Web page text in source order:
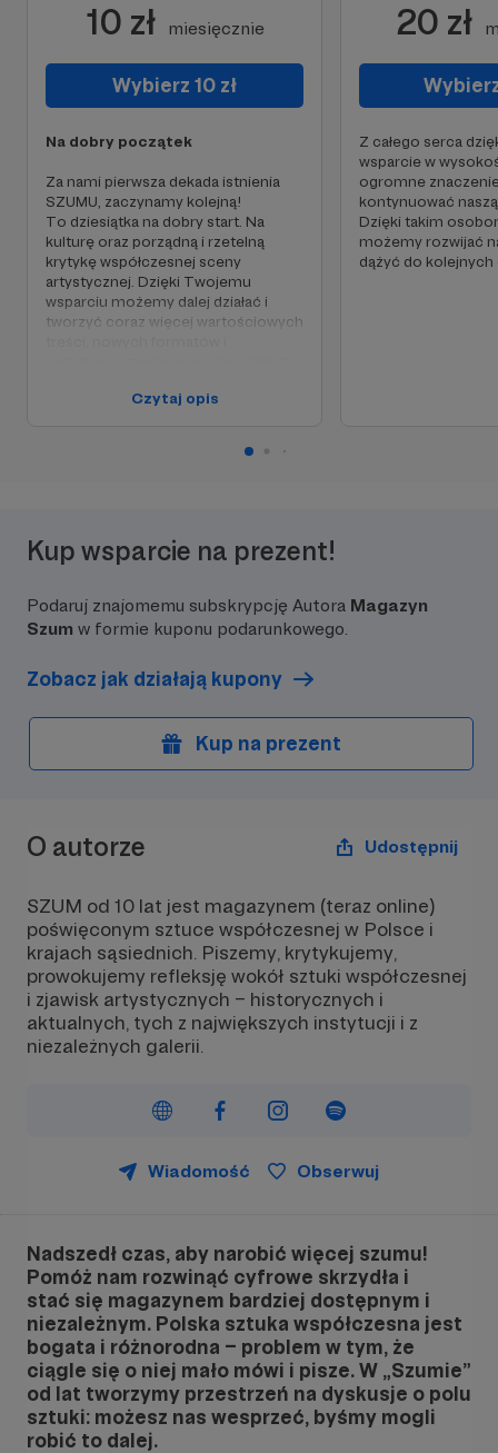
10 zł miesięcznie
Wybierz 10 zł
Na dobry początek
Za nami pierwsza dekada istnienia
SZUMU, zaczynamy kolejną!
To dziesiątka na dobry start. Na
kulturę oraz porządną i rzetelną
krytykę współczesnej sceny
artystycznej. Dzięki Twojemu
wsparciu możemy dalej działać i
tworzyć coraz więcej wartościowych
Czytaj opis
20 zł
Z całego serca
wsparcie w
ogromne
kontynuować
Dzięki takim
możemy rozwijać
dążyć do kolejnych
Kup wsparcie na prezent!
Podaruj znajomemu subskrypcję Autora Magazyn
Szum w formie kuponu podarunkowego.
Zobacz jak działają kupony
Kup na prezent
O autorze Udostępnij
SZUM od 10 lat jest magazynem (teraz online)
poświęconym sztuce współczesnej w Polsce i
krajach sąsiednich. Piszemy, krytykujemy,
prowokujemy refleksję wokół sztuki współczesnej
i zjawisk artystycznych – historycznych i
aktualnych, tych z największych instytucji i z
niezależnych galerii.
Wiadomość Obserwuj
Nadszedł czas, aby narobić więcej szumu!
Pomóż nam rozwinąć cyfrowe skrzydła i
stać się magazynem bardziej dostępnym i
niezależnym. Polska sztuka współczesna jest
bogata i różnorodna – problem w tym, że
ciągle się o niej mało mówi i pisze. W „Szumie”
od lat tworzymy przestrzeń na dyskusje o polu
sztuki: możesz nas wesprzeć, byśmy mogli
robić to dalej.